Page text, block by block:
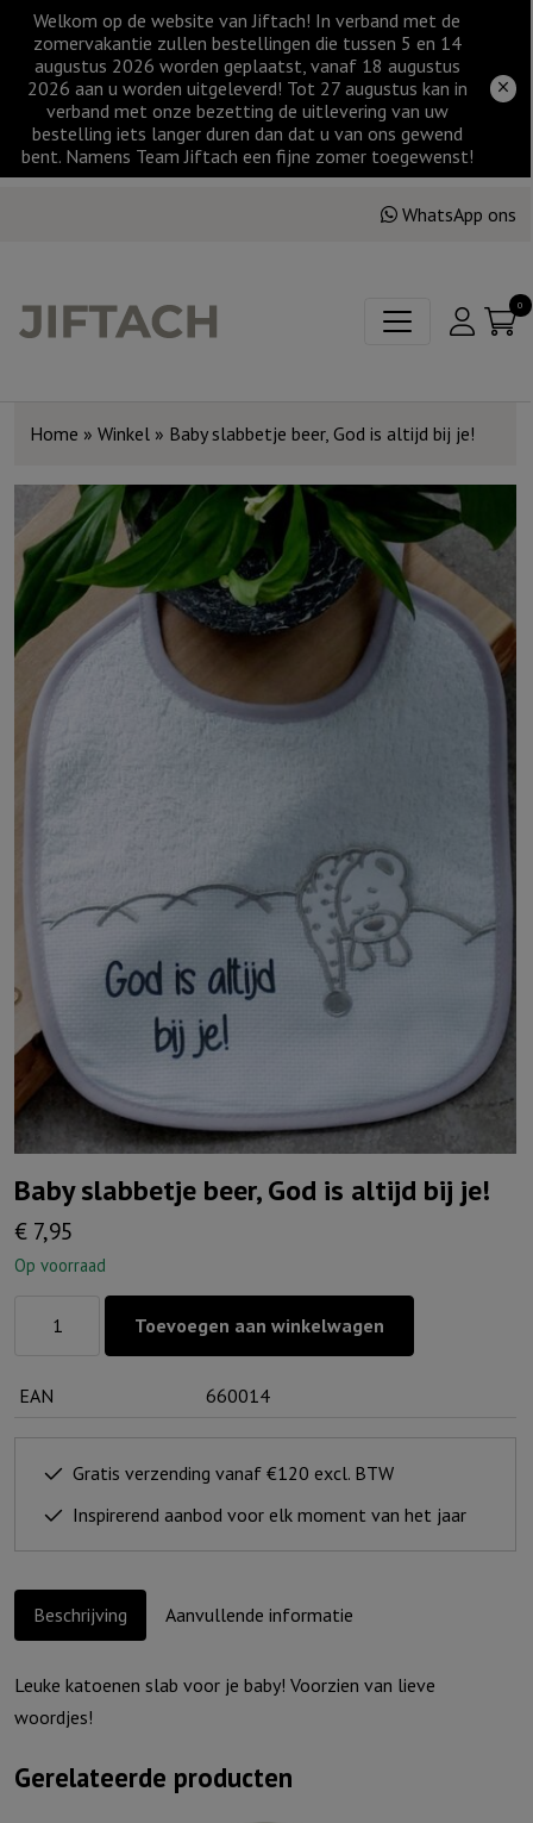
Welkom op de website van Jiftach! In verband met de
zomervakantie zullen bestellingen die tussen 5 en 14
augustus 2026 worden geplaatst, vanaf 18 augustus
2026 aan u worden uitgeleverd! Tot 27 augustus kan in
verband met onze bezetting de uitlevering van uw
bestelling iets langer duren dan dat u van ons gewend
bent. Namens Team Jiftach een fijne zomer toegewenst!
WhatsApp ons
0
Home » Winkel » Baby slabbetje beer, God is altijd bij je!
Baby slabbetje beer, God is altijd bij je!
€ 7,95
Op voorraad
God
is
altijd
Toevoegen aan winkelwagen
EAN 660014
Gratis verzending vanaf €120 excl. BTW
Inspirerend aanbod voor elk moment van het jaar
Beschrijving Aanvullende informatie
Leuke katoenen slab voor je baby! Voorzien van lieve
woordjes!
Gerelateerde producten